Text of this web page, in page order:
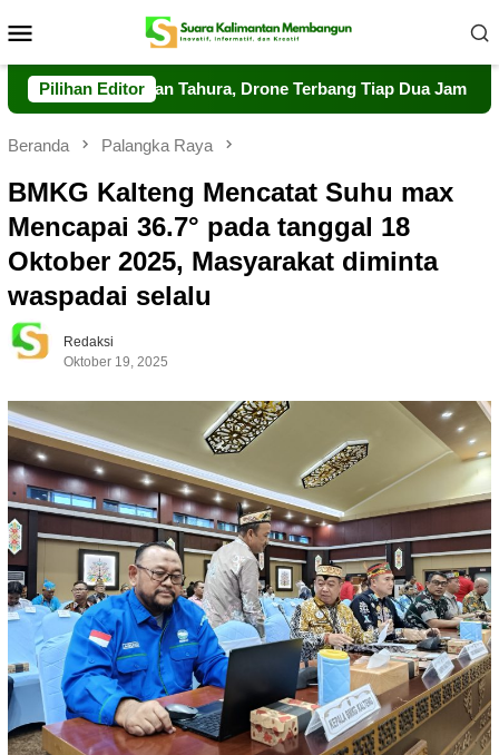
ke
Mobile
Pilihan Editor
Tahura, Drone Terbang Tiap Dua Jam
Beranda Palangka Raya
BMKG Kalteng Mencatat Suhu max
Mencapai 36.7° pada tanggal 18
Oktober 2025, Masyarakat diminta
waspadai selalu
Redaksi
Oktober 19, 2025